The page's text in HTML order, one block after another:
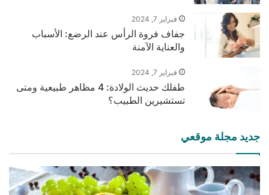
فبراير 7, 2024
جفاف فروة الرأس عند الرضع: الأسباب
والعناية الآمنة
فبراير 7, 2024
طفلك حديث الولادة: 4 مظاهر طبيعية ومتى
تستشيرين الطبيب؟
جديد مجلة موقعي